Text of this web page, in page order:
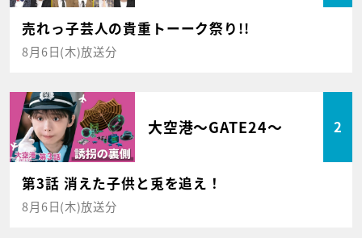
売れっ子芸人の貴重トーーク祭り!!
8月6日(木)放送分
大空港～GATE24～ 2
第3話 消えた子供と兎を追え！
8月6日(木)放送分